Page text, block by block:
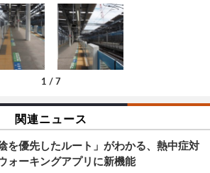
1 / 7
関連ニュース
陰を優先したルート」がわかる、熱中症対
ォーキングアプリに新機能